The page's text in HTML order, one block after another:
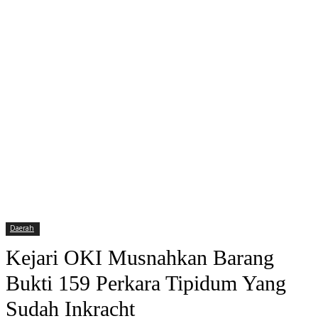
Daerah
Kejari OKI Musnahkan Barang
Bukti 159 Perkara Tipidum Yang
Sudah Inkracht